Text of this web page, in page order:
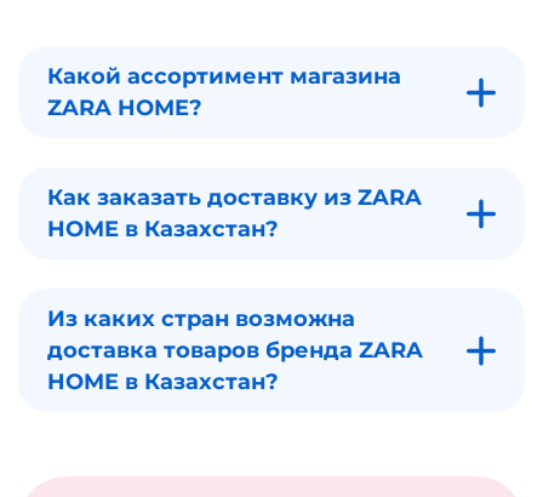
Какой ассортимент магазина
ZARA HOME?
Как заказать доставку из ZARA
HOME в Казахстан?
Из каких стран возможна
доставка товаров бренда ZARA
HOME в Казахстан?